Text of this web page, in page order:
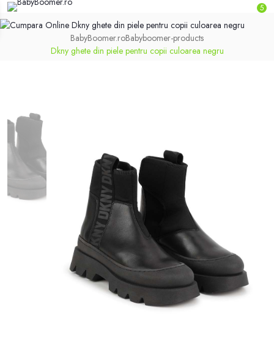
5
BabyBoomer.roBabyboomer-products
Dkny ghete din piele pentru copii culoarea negru